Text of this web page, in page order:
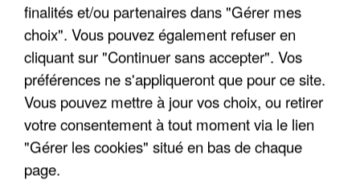
finalités et/ou partenaires dans "Gérer mes
choix". Vous pouvez également refuser en
cliquant sur "Continuer sans accepter". Vos
préférences ne s'appliqueront que pour ce site.
Vous pouvez mettre à jour vos choix, ou retirer
votre consentement à tout moment via le lien
"Gérer les cookies" situé en bas de chaque
page.